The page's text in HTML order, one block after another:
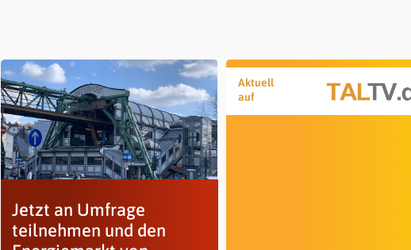
Jetzt an Umfrage
teilnehmen und den
Aktuell
auf